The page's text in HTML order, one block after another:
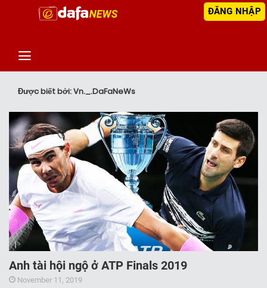
ĐĂNG NHẬP
Được biết bởi: Vn._.DaFaNeWs
Anh tài hội ngộ ở ATP Finals 2019
November 11, 2019